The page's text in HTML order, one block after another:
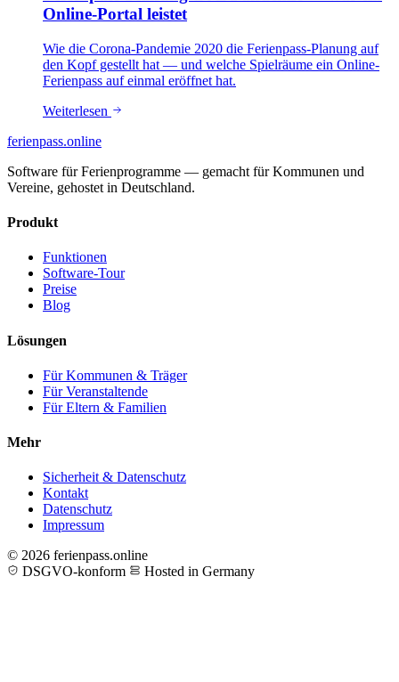
Online-Portal leistet
Wie die Corona-Pandemie 2020 die Ferienpass-Planung auf
den Kopf gestellt hat — und welche Spielräume ein Online-
Ferienpass auf einmal eröffnet hat.
Weiterlesen
ferienpass.online
Software für Ferienprogramme — gemacht für Kommunen und
Vereine, gehostet in Deutschland.
Produkt
Funktionen
Software-Tour
Preise
Blog
Lösungen
Für Kommunen & Träger
Für Veranstaltende
Für Eltern & Familien
Mehr
Sicherheit & Datenschutz
Kontakt
Datenschutz
Impressum
© 2026 ferienpass.online
DSGVO-konform
Hosted in Germany